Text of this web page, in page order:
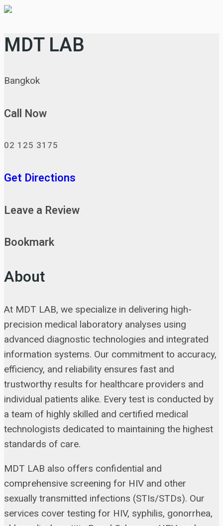
MDT LAB
Bangkok
Call Now
02 125 3175
Get Directions
Leave a Review
Bookmark
About
At MDT LAB, we specialize in delivering high-
precision medical laboratory analyses using
advanced diagnostic technologies and integrated
information systems. Our commitment to accuracy,
efficiency, and reliability ensures fast and
trustworthy results for healthcare providers and
individual patients alike. Every test is conducted by
a team of highly skilled and certified medical
technologists dedicated to maintaining the highest
standards of care.
MDT LAB also offers confidential and
comprehensive screening for HIV and other
sexually transmitted infections (STIs/STDs). Our
services cover testing for HIV, syphilis, gonorrhea,